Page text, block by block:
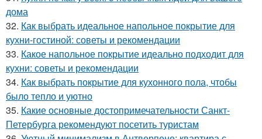
дома
32. Как выбрать идеальное напольное покрытие для
кухни-гостиной: советы и рекомендации
33. Какое напольное покрытие идеально подходит для
кухни: советы и рекомендации
34. Как выбрать покрытие для кухонного пола, чтобы
было тепло и уютно
35. Какие основные достопримечательности Санкт-
Петербурга рекомендуют посетить туристам